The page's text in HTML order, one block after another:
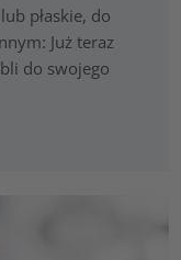
płaskie, do
Już teraz
do swojego